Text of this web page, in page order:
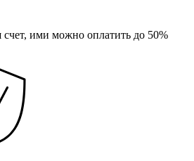
счет, ими можно оплатить до 50%